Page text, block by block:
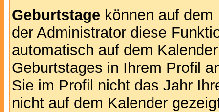
Geburtstage können auf
der Administrator diese
automatisch auf dem
Geburtstages in Ihrem Profil
Sie im Profil nicht das Jahr
nicht auf dem Kalender